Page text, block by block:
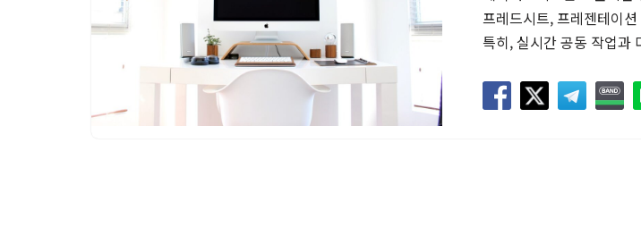
프레드시트, 프레젠테이
특히, 실시간 공동 작업과